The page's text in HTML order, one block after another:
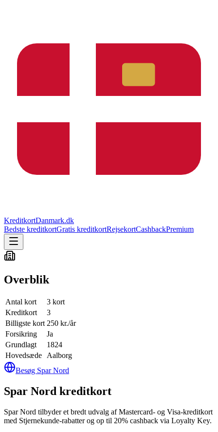
KreditkortDanmark.dk
Bedste kreditkortGratis kreditkortRejsekortCashbackPremium
Overblik
Antal kort
3 kort
Kreditkort
3
Billigste kort 250 kr./år
Forsikring
Ja
Grundlagt
1824
Hovedsæde
Aalborg
Besøg Spar Nord
Spar Nord kreditkort
Spar Nord tilbyder et bredt udvalg af Mastercard- og Visa-kreditkort
med Stjernekunde-rabatter og op til 20% cashback via Loyalty Key.